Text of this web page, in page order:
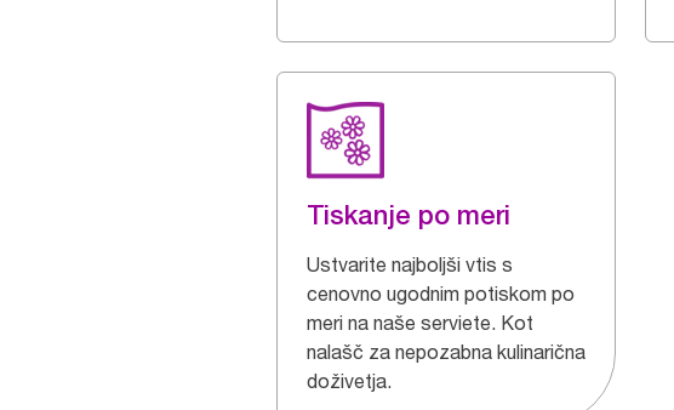
Tiskanje po meri
Ustvarite najboljši vtis s
cenovno ugodnim potiskom po
meri na naše serviete. Kot
nalašč za nepozabna kulinarična
doživetja.